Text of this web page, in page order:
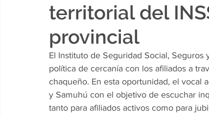
territorial del
provincial
El Instituto de Seguridad Social, Seguros
política de cercanía con los afiliados a
chaqueño. En esta oportunidad, el vocal
y Samuhú con el objetivo de escuchar
tanto para afiliados activos como para